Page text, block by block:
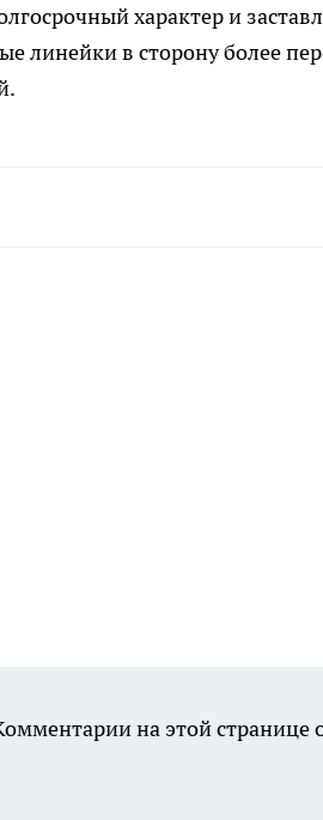
характер и
линейки в сторону более
на этой странице